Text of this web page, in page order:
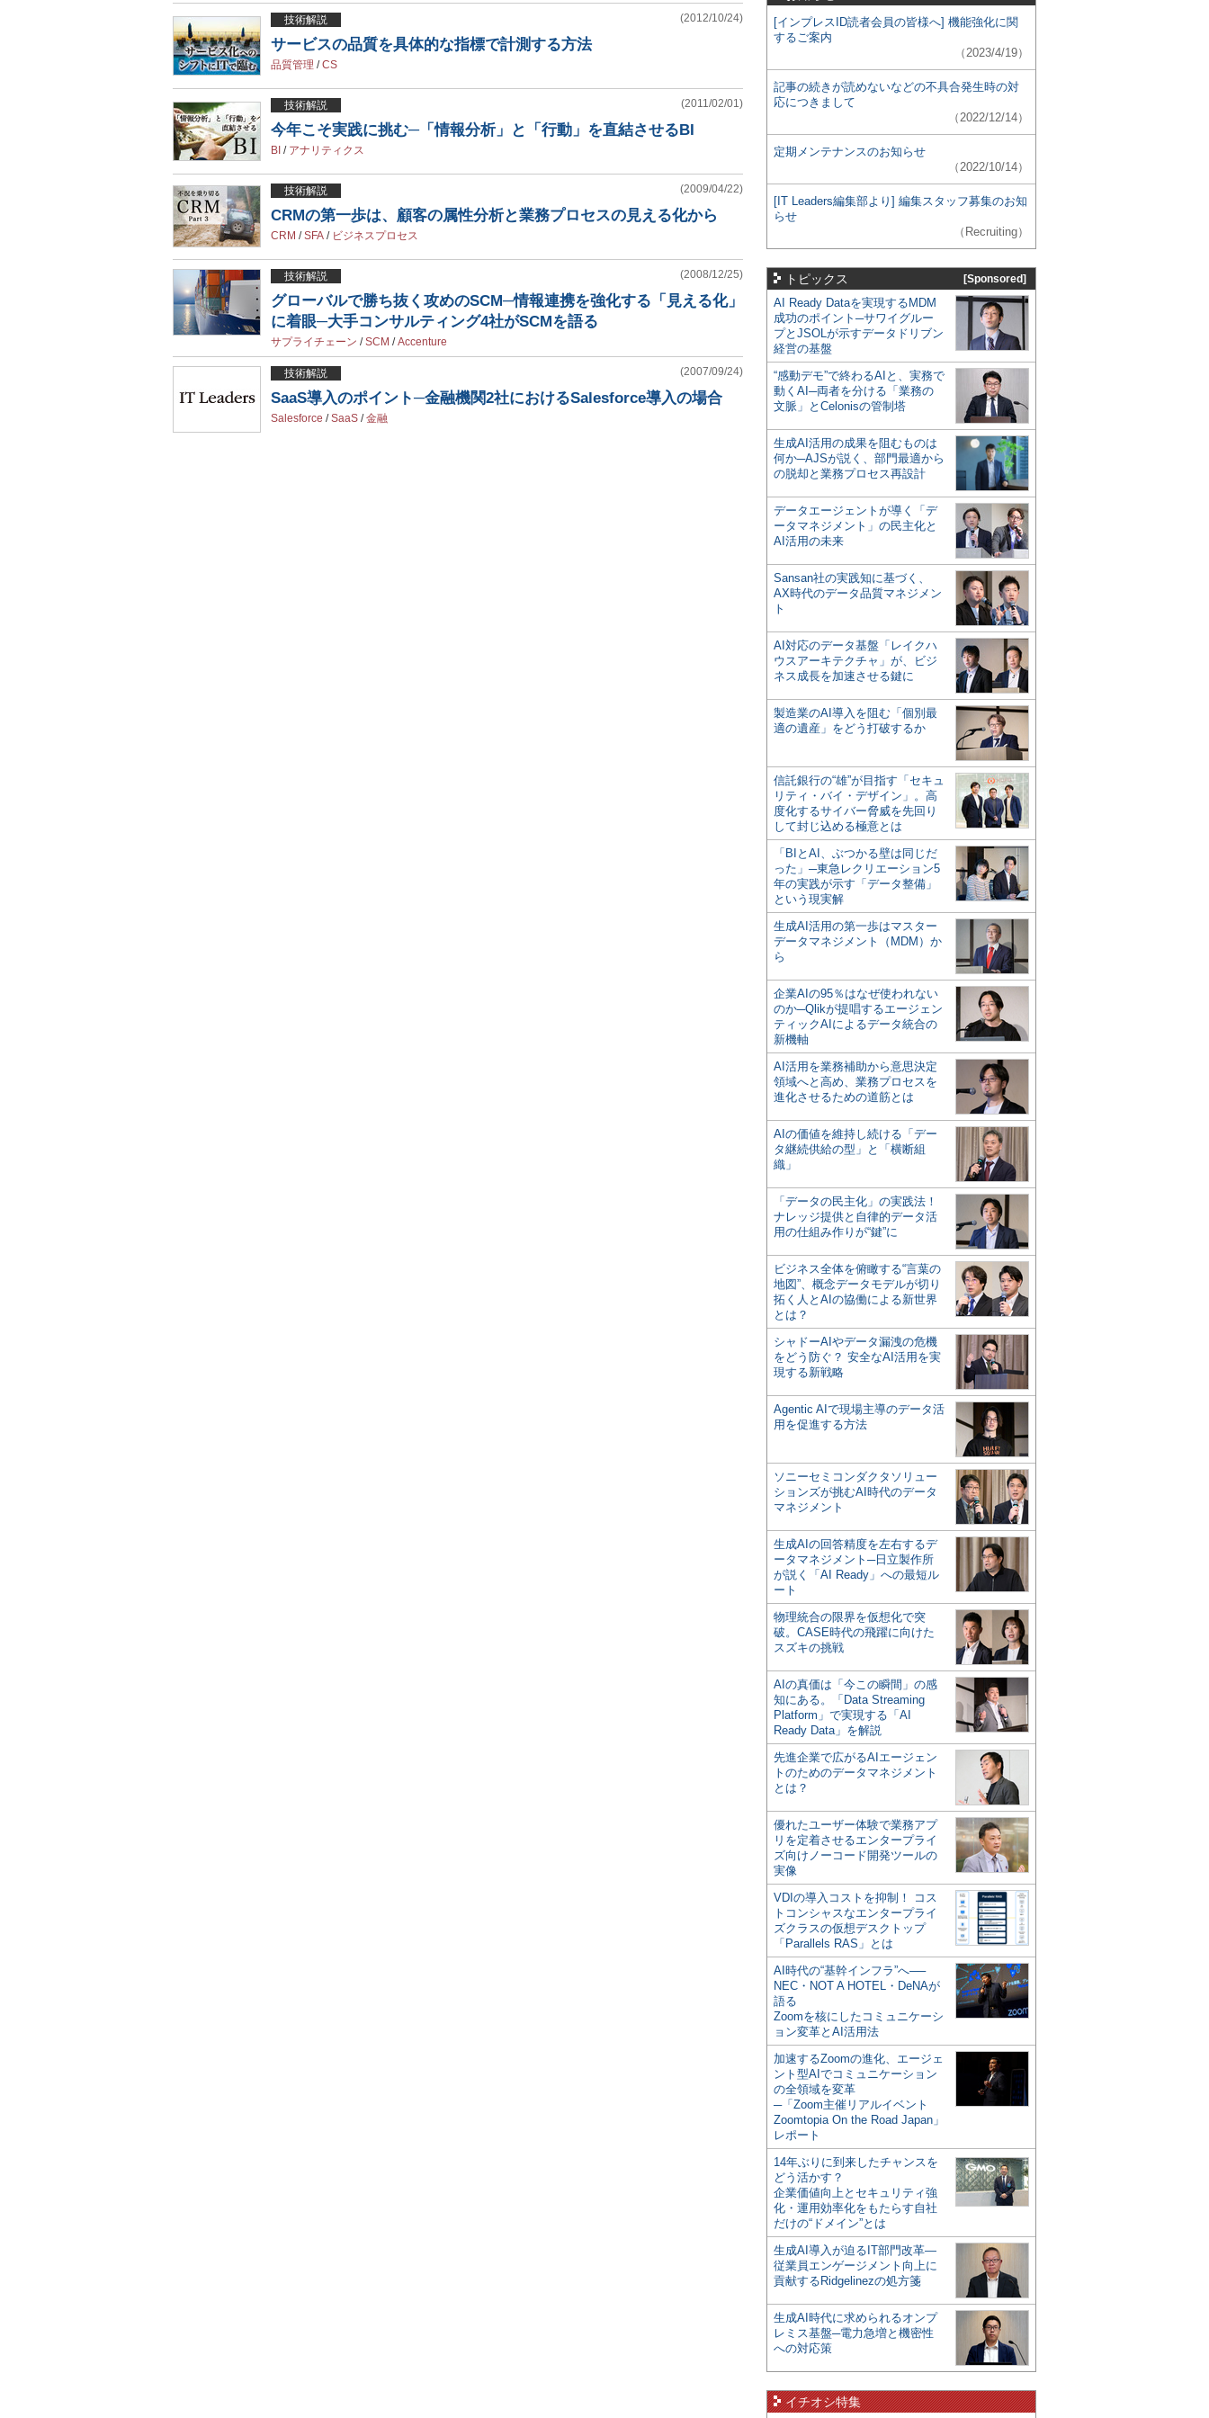
技術解説 (2012/10/24)
サービスの品質を具体的な指標で計測する方法
品質管理 /CS
技術解説 (2011/02/01)
今年こそ実践に挑む─「情報分析」と「行動」を直結させるBI
BI / アナリティクス
技術解説 (2009/04/22)
CRMの第一歩は、顧客の属性分析と業務プロセスの見える化から
CRM /SFA / ビジネスプロセス
技術解説 (2008/12/25)
グローバルで勝ち抜く攻めのSCM─情報連携を強化する「見える化」
に着眼─大手コンサルティング4社がSCMを語る
サプライチェーン /SCM /Accenture
技術解説 (2007/09/24)
SaaS導入のポイント─金融機関2社におけるSalesforce導入の場合
Salesforce /SaaS /金融
[インプレスID読者会員の皆様へ] 機能強化に関
するご案内
（2023/4/19）
記事の続きが読めないなどの不具合発生時の対
応につきまして
（2022/12/14）
定期メンテナンスのお知らせ
（2022/10/14）
[IT Leaders編集部より] 編集スタッフ募集のお知
らせ
（Recruiting）
トピックス [Sponsored]
AI Ready Dataを実現するMDM
成功のポイント─サワイグルー
プとJSOLが示すデータドリブン
経営の基盤
“感動デモ”で終わるAIと、実務で
動くAI─両者を分ける「業務の
文脈」とCelonisの管制塔
生成AI活用の成果を阻むものは
何か─AJSが説く、部門最適から
の脱却と業務プロセス再設計
データエージェントが導く「デ
ータマネジメント」の民主化と
AI活用の未来
Sansan社の実践知に基づく、
AX時代のデータ品質マネジメン
ト
AI対応のデータ基盤「レイクハ
ウスアーキテクチャ」が、ビジ
ネス成長を加速させる鍵に
製造業のAI導入を阻む「個別最
適の遺産」をどう打破するか
信託銀行の“雄”が目指す「セキュ
リティ・バイ・デザイン」。高
度化するサイバー脅威を先回り
して封じ込める極意とは
「BIとAI、ぶつかる壁は同じだ
った」─東急レクリエーション5
年の実践が示す「データ整備」
という現実解
生成AI活用の第一歩はマスター
データマネジメント（MDM）か
ら
企業AIの95％はなぜ使われない
のか─Qlikが提唱するエージェン
ティックAIによるデータ統合の
新機軸
AI活用を業務補助から意思決定
領域へと高め、業務プロセスを
進化させるための道筋とは
AIの価値を維持し続ける「デー
タ継続供給の型」と「横断組
織」
「データの民主化」の実践法！
ナレッジ提供と自律的データ活
用の仕組み作りが“鍵”に
ビジネス全体を俯瞰する“言葉の
地図”、概念データモデルが切り
拓く人とAIの協働による新世界
とは？
シャドーAIやデータ漏洩の危機
をどう防ぐ？ 安全なAI活用を実
現する新戦略
Agentic AIで現場主導のデータ活
用を促進する方法
ソニーセミコンダクタソリュー
ションズが挑むAI時代のデータ
マネジメント
生成AIの回答精度を左右するデ
ータマネジメント─日立製作所
が説く「AI Ready」への最短ル
ート
物理統合の限界を仮想化で突
破。CASE時代の飛躍に向けた
スズキの挑戦
AIの真価は「今この瞬間」の感
知にある。「Data Streaming
Platform」で実現する「AI
Ready Data」を解説
先進企業で広がるAIエージェン
トのためのデータマネジメント
とは？
優れたユーザー体験で業務アプ
リを定着させるエンタープライ
ズ向けノーコード開発ツールの
実像
VDIの導入コストを抑制！ コス
トコンシャスなエンタープライ
ズクラスの仮想デスクトップ
「Parallels RAS」とは
AI時代の“基幹インフラ”へ──
NEC・NOT A HOTEL・DeNAが
語る
Zoomを核にしたコミュニケーシ
ョン変革とAI活用法
加速するZoomの進化、エージェ
ント型AIでコミュニケーション
の全領域を変革
─「Zoom主催リアルイベント
Zoomtopia On the Road Japan」
レポート
14年ぶりに到来したチャンスを
どう活かす？
企業価値向上とセキュリティ強
化・運用効率化をもたらす自社
だけの“ドメイン”とは
生成AI導入が迫るIT部門改革―
従業員エンゲージメント向上に
貢献するRidgelinezの処方箋
生成AI時代に求められるオンプ
レミス基盤─電力急増と機密性
への対応策
イチオシ特集